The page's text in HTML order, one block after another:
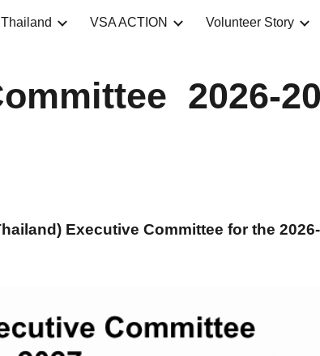
Skip to navigation
VSA ACTION Volunteer Story
2026-
Executive Committee for the